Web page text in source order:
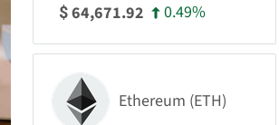
$64,671.92 0.49%
Ethereum (ETH)